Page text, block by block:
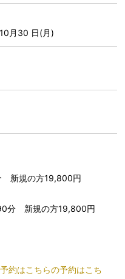
月30 日(月)
新規の方19,800円
分 新規の方19,800円
約はこちらの予約はこち